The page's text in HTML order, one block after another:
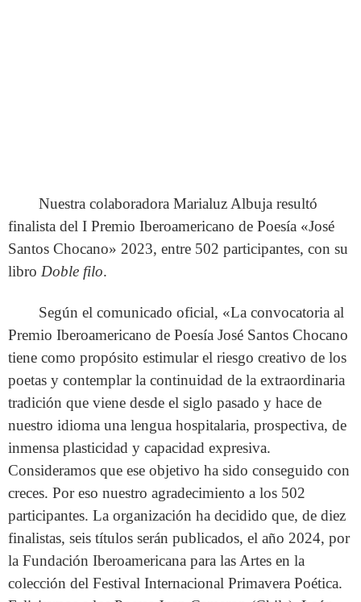
Nuestra colaboradora Marialuz Albuja resultó
finalista del I Premio Iberoamericano de Poesía «José
Santos Chocano» 2023, entre 502 participantes, con su
libro Doble filo.
Según el comunicado oficial, «La convocatoria al
Premio Iberoamericano de Poesía José Santos Chocano
tiene como propósito estimular el riesgo creativo de los
poetas y contemplar la continuidad de la extraordinaria
tradición que viene desde el siglo pasado y hace de
nuestro idioma una lengua hospitalaria, prospectiva, de
inmensa plasticidad y capacidad expresiva.
Consideramos que ese objetivo ha sido conseguido con
creces. Por eso nuestro agradecimiento a los 502
participantes. La organización ha decidido que, de diez
finalistas, seis títulos serán publicados, el año 2024, por
la Fundación Iberoamericana para las Artes en la
colección del Festival Internacional Primavera Poética.